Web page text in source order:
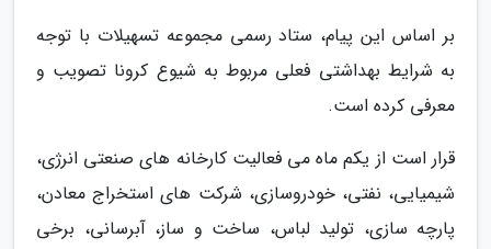
بر اساس این پیام، ستاد رسمی مجموعه تسهیلات با توجه
به شرایط بهداشتی فعلی مربوط به شیوع کرونا تصویب و
معرفی کرده است.
قرار است از یکم ماه می فعالیت کارخانه های صنعتی انرژی،
شیمیایی، نفتی، خودروسازی، شرکت های استخراج معادن،
پارچه سازی، تولید لباس، ساخت و ساز، آبرسانی، برخی